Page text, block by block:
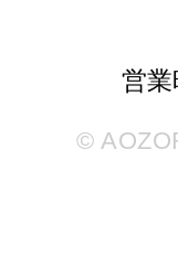
営
©